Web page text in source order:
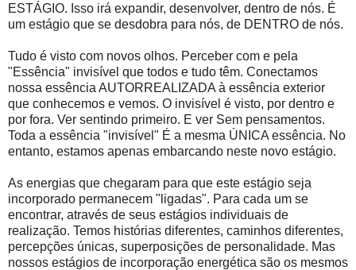
ESTÁGIO. Isso irá expandir, desenvolver, dentro de nós. É
um estágio que se desdobra para nós, de DENTRO de nós.
Tudo é visto com novos olhos. Perceber com e pela
"Essência" invisível que todos e tudo têm. Conectamos
nossa essência AUTORREALIZADA à essência exterior
que conhecemos e vemos. O invisível é visto, por dentro e
por fora. Ver sentindo primeiro. E ver Sem pensamentos.
Toda a essência "invisível" É a mesma ÚNICA essência. No
entanto, estamos apenas embarcando neste novo estágio.
As energias que chegaram para que este estágio seja
incorporado permanecem "ligadas". Para cada um se
encontrar, através de seus estágios individuais de
realização. Temos histórias diferentes, caminhos diferentes,
percepções únicas, superposições de personalidade. Mas
nossos estágios de incorporação energética são os mesmos